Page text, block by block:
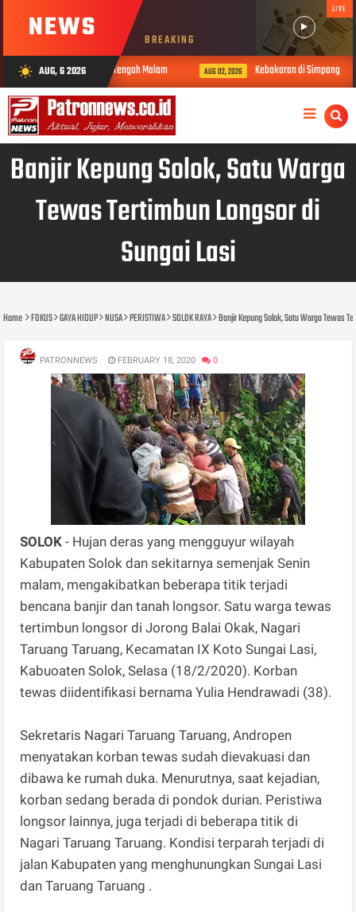
NEWS BREAKING
LIVE
wb_sunny AUG, 6 2026
Banjir di Padang Tengah Malam AUG 02, 2026 Kebakaran di Simpang Pulai, 9 Unit
Banjir Kepung Solok, Satu Warga
Tewas Tertimbun Longsor di
Sungai Lasi
Home FOKUS GAYA HIDUP NUSA PERISTIWA SOLOK RAYA Banjir Kepung Solok, Satu Warga Tewas
PATRONNEWS FEBRUARY 18, 2020 0
SOLOK - Hujan deras yang mengguyur wilayah
Kabupaten Solok dan sekitarnya semenjak Senin
malam, mengakibatkan beberapa titik terjadi
bencana banjir dan tanah longsor. Satu warga tewas
tertimbun longsor di Jorong Balai Okak, Nagari
Taruang Taruang, Kecamatan IX Koto Sungai Lasi,
Kabuoaten Solok, Selasa (18/2/2020). Korban
tewas diidentifikasi bernama Yulia Hendrawadi (38).
Sekretaris Nagari Taruang Taruang, Andropen
menyatakan korban tewas sudah dievakuasi dan
dibawa ke rumah duka. Menurutnya, saat kejadian,
korban sedang berada di pondok durian. Peristiwa
longsor lainnya, juga terjadi di beberapa titik di
Nagari Taruang Taruang. Kondisi terparah terjadi di
jalan Kabupaten yang menghunungkan Sungai Lasi
dan Taruang Taruang .